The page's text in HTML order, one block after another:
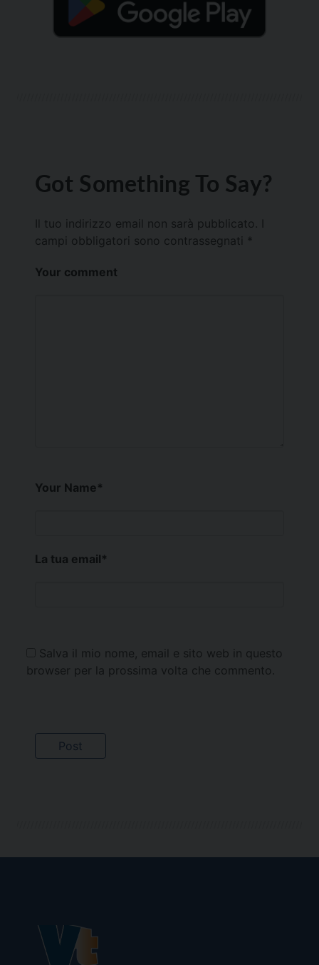
Got Something To Say?
Il tuo indirizzo email non sarà pubblicato.
campi obbligatori sono contrassegnati *
Your comment
Your Name*
La tua email*
Salva il mio nome, email e sito web in questo
browser per la prossima volta che commento.